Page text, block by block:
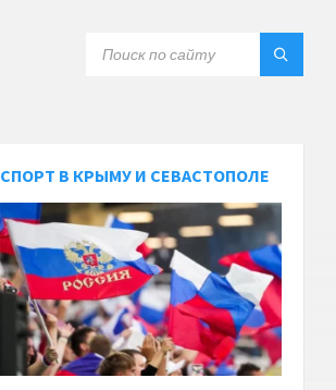
СПОРТ В КРЫМУ И СЕВАСТОПОЛЕ